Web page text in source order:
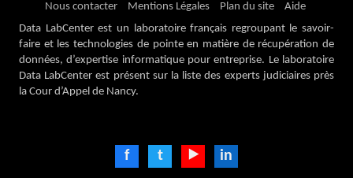
Nous contacter Mentions Légales Plan du site
Aide
Data LabCenter est un laboratoire français regroupant le savoir-
faire et les technologies de pointe en matière de récupération de
données, d’expertise informatique pour entreprise. Le laboratoire
Data LabCenter est présent sur la liste des experts judiciaires près
la Cour d’Appel de Nancy.
f t ⯈ in